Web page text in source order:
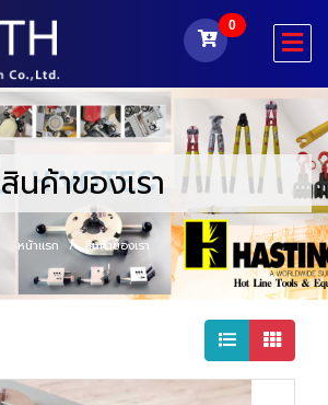
0
สินค้าของเรา
หน้าแรก สินค้าของเรา